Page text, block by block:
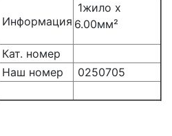
Информация
1жилo х
6.00мм²
Кат. номер
Наш номер
0250705